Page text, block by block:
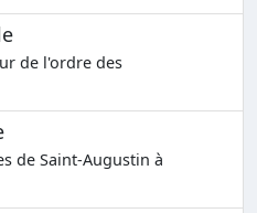
de l'ordre des
de Saint-Augustin à